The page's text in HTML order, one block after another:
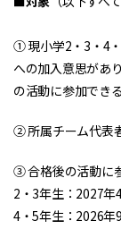
① 現小学2・3・4
への加入意思があ
の活動に参加できる
② 所属チーム代表
③ 合格後の活動に
2・3年生：2027
4・5年生：2026年